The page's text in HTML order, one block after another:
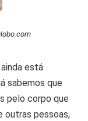
está
sabemos que
pelo corpo que
outras pessoas,